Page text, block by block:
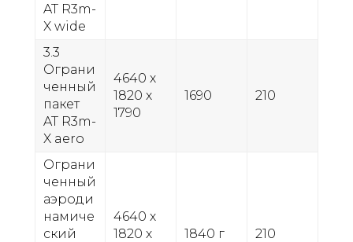
AT R3m-
X wide
3.3
Ограни
ченный
пакет
AT R3m-
X aero
4640 х
1820 х
1790
1690 210
Ограни
ченный
аэроди
намиче
ский
4640 х
1820 х
1840 г 210